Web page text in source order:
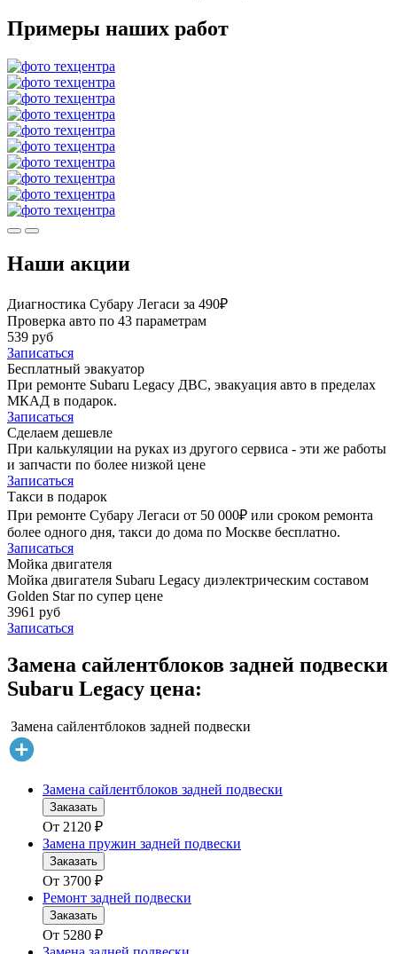
Примеры наших работ
Наши акции
Диагностика Субару Легаси за 490₽
Проверка авто по 43 параметрам
539 руб
Записаться
Бесплатный эвакуатор
При ремонте Subaru Legacy ДВС, эвакуация авто в пределах
МКАД в подарок.
Записаться
Сделаем дешевле
При калькуляции на руках из другого сервиса - эти же работы
и запчасти по более низкой цене
Записаться
Такси в подарок
При ремонте Субару Легаси от 50 000₽ или сроком ремонта
более одного дня, такси до дома по Москве бесплатно.
Записаться
Мойка двигателя
Мойка двигателя Subaru Legacy диэлектрическим составом
Golden Star по супер цене
3961 руб
Записаться
Замена сайлентблоков задней подвески
Subaru Legacy цена:
Замена сайлентблоков задней подвески
Замена сайлентблоков задней подвески
Заказать
От 2120 ₽
Замена пружин задней подвески
Заказать
От 3700 ₽
Ремонт задней подвески
Заказать
От 5280 ₽